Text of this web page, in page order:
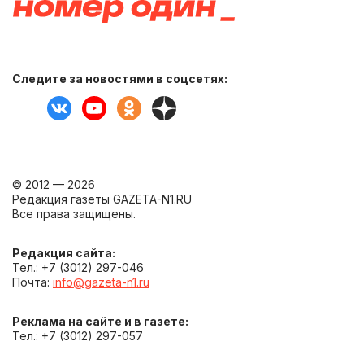
Следите за новостями в соцсетях:
© 2012 — 2026
Редакция газеты GAZETA-N1.RU
Все права защищены.
Редакция сайта:
Тел.: +7 (3012) 297-046
Почта: info@gazeta-n1.ru
Реклама на сайте и в газете:
Тел.: +7 (3012) 297-057